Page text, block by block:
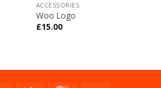
ACCESSORIES
Woo Logo
£15.00